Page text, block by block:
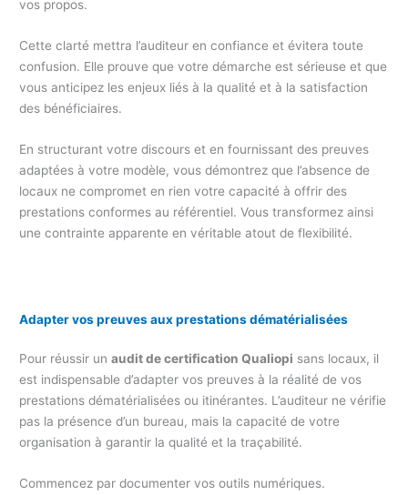
vos propos.
Cette clarté mettra l’auditeur en confiance et évitera toute
confusion. Elle prouve que votre démarche est sérieuse et que
vous anticipez les enjeux liés à la qualité et à la satisfaction
des bénéficiaires.
En structurant votre discours et en fournissant des preuves
adaptées à votre modèle, vous démontrez que l’absence de
locaux ne compromet en rien votre capacité à offrir des
prestations conformes au référentiel. Vous transformez ainsi
une contrainte apparente en véritable atout de flexibilité.
Adapter vos preuves aux prestations dématérialisées
Pour réussir unaudit de certification Qualiopi sans locaux, il
est indispensable d’adapter vos preuves à la réalité de vos
prestations dématérialisées ou itinérantes. L’auditeur ne vérifie
pas la présence d’un bureau, mais la capacité de votre
organisation à garantir la qualité et la traçabilité.
Commencez par documenter vos outils numériques.